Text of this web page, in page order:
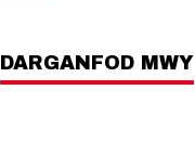
DARGANFOD MWY